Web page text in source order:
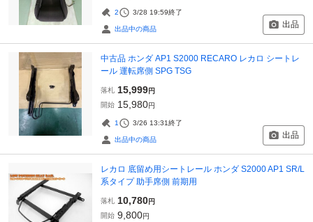
2 3/28 19:59終了
出品中の商品 出品
中古品 ホンダ AP1 S2000 RECARO レカロ シートレ
ール 運転席側 SPG TSG
落札 15,999円
開始 15,980円
1 3/26 13:31終了
出品中の商品 出品
レカロ 底留め用シートレール ホンダ S2000 AP1 SR/L
系タイプ 助手席側 前期用
落札 10,780円
開始 9,800円